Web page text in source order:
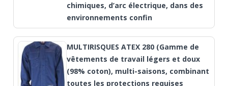
chimiques, d’arc électrique, dans des
environnements confin
MULTIRISQUES ATEX 280 (Gamme de
vêtements de travail légers et doux
(98% coton), multi-saisons, combinant
toutes les protections requises